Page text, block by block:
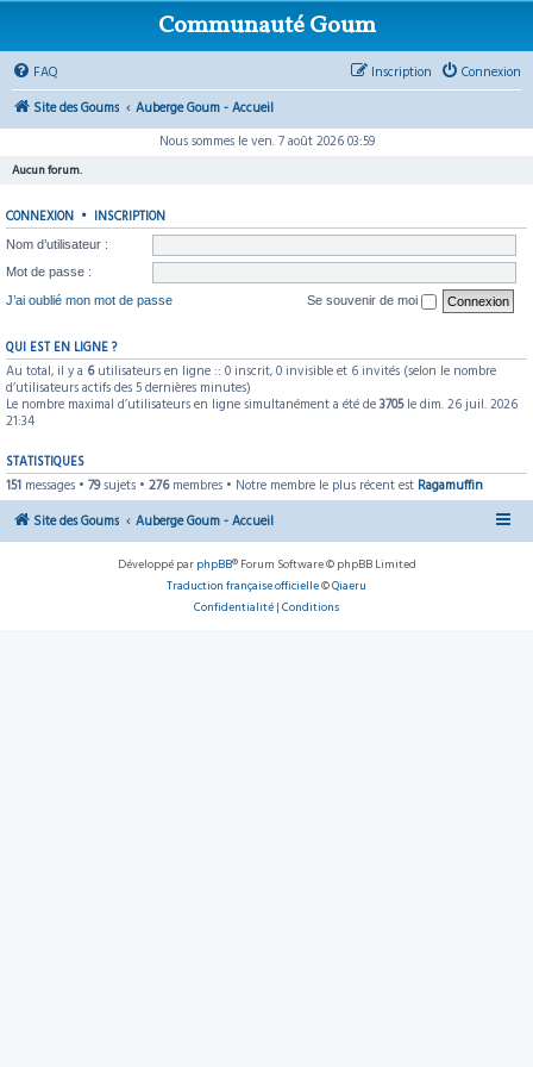
Communauté Goum
FAQ Connexion
Inscription
Site des Goums
Auberge Goum - Accueil
Nous sommes le ven. 7 août 2026 03:59
Aucun forum.
CONNEXION • INSCRIPTION
Nom d’utilisateur :
Mot de passe :
J’ai oublié mon mot de passe
Se souvenir de moi
QUI EST EN LIGNE ?
Au total, il y a 6utilisateurs en ligne :: 0 inscrit, 0 invisible et 6 invités (selon le nombre
d’utilisateurs actifs des 5 dernières minutes)
Le nombre maximal d’utilisateurs en ligne simultanément a été de 3705le dim. 26 juil. 2026
21:34
STATISTIQUES
151 messages • 79sujets • 276membres • Notre membre le plus récent est Ragamuffin
Site des Goums Auberge Goum - Accueil
Développé par phpBB® Forum Software © phpBB Limited
Traduction française officielle©Qiaeru
Confidentialité | Conditions